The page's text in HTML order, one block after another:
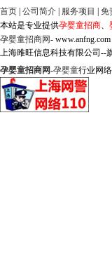
首页 公司简介 服务项目 免
本站是专业提供孕婴童招商、
孕婴童招商网-
上海雎旺信息科技有限公司--
孕婴童招商网-孕婴童行业网